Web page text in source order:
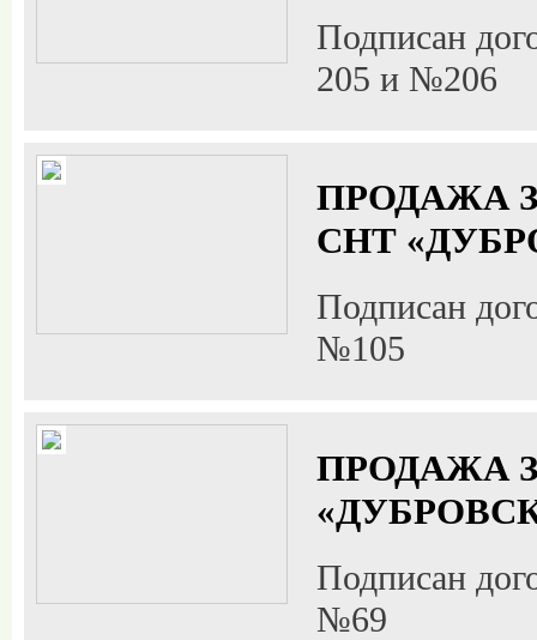
Подписан
205 и №206
ПРОДАЖА
СНТ
Подписан
№105
ПРОДАЖА
Подписан
№69